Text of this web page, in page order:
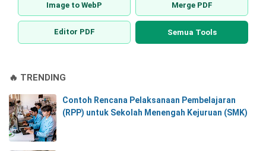
Image to WebP Merge PDF
Editor PDF Semua Tools
🔥 TRENDING
Contoh Rencana Pelaksanaan Pembelajaran
(RPP) untuk Sekolah Menengah Kejuruan (SMK)